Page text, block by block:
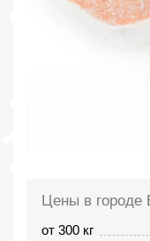
Цены в городе
от 300 кг